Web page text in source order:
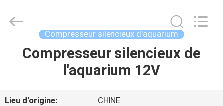
MAISON
co.,limited.
Compresseur silencieux d'aquarium
Compresseur silencieux de
l'aquarium 12V
Lieu d'origine:
CHINE